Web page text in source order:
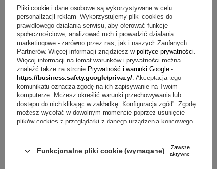
Sposób ekspozycji: można powiesić lub postawić.
Producent: Valenti&Co.
Technika grawerunku: grawerowanie laserem.
Grawerunek (na odwrocie): bez limitu znaków z
uwzględnieniem technicznych możliwości.
Wymiary produktu: 17,5 x 15 cm.
Jakie są składowe zestawu?
obrazek drzewko
grawer na odwrocie (bez limitu znaków z uwzględnieniem
technicznych możliwości)
Masz pytania? Sprawdź odpowiedzi
Pliki cookie i dane osobowe są wykorzystywane w celu
personalizacji reklam. Wykorzystujemy pliki cookies do
prawidłowego działania serwisu, aby oferować funkcje
społecznościowe, analizować ruch i prowadzić działania
marketingowe - zarówno przez nas, jak i naszych Zaufanych
Partnerów. Więcej informacji znajdziesz w polityce prywatności.
Więcej informacji na temat warunków i prywatności można
znaleźć także na stronie Prywatność i warunki Google -
https://business.safety.google/privacy/. Akceptacja tego
komunikatu oznacza zgodę na ich zapisywanie na Twoim
komputerze. Możesz określić warunki przechowywania lub
dostępu do nich klikając w zakładkę „Konfiguracja zgód”. Zgodę
możesz wycofać w dowolnym momencie poprzez usunięcie
plików cookies z przeglądarki z danego urządzenia końcowego.
Funkcjonalne pliki cookie (wymagane)
Zawsze
aktywne